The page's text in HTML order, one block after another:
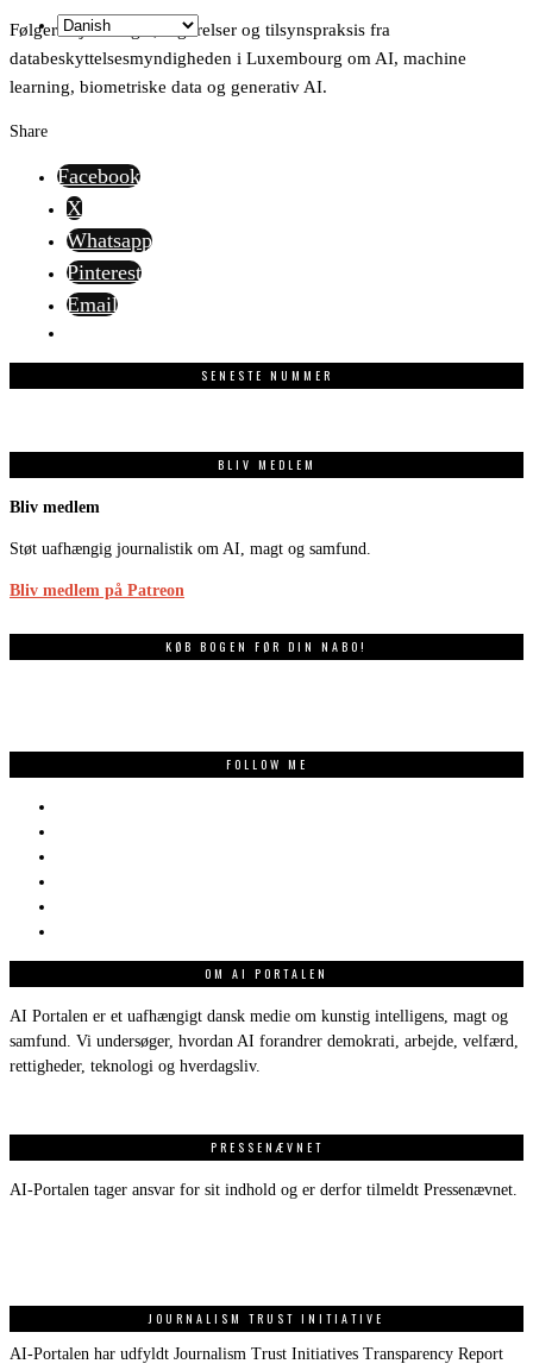
Følger vejledninger, afgørelser og tilsynspraksis fra
databeskyttelsesmyndigheden i Luxembourg om AI, machine
learning, biometriske data og generativ AI.
Share
Facebook
X
Whatsapp
Pinterest
Email
SENESTE NUMMER
BLIV MEDLEM
Bliv medlem
Støt uafhængig journalistik om AI, magt og samfund.
Bliv medlem på Patreon
KØB BOGEN FØR DIN NABO!
FOLLOW ME
OM AI PORTALEN
AI Portalen er et uafhængigt dansk medie om kunstig intelligens, magt og
samfund. Vi undersøger, hvordan AI forandrer demokrati, arbejde, velfærd,
rettigheder, teknologi og hverdagsliv.
PRESSENÆVNET
AI-Portalen tager ansvar for sit indhold og er derfor tilmeldt Pressenævnet.
JOURNALISM TRUST INITIATIVE
AI-Portalen har udfyldt Journalism Trust Initiatives Transparency Report